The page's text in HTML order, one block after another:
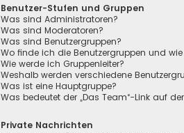
Benutzer-Stufen und Gruppen
Was sind Administratoren?
Was sind Moderatoren?
Was sind Benutzergruppen?
Wo finde ich die Benutzergruppen und
Wie werde ich Gruppenleiter?
Weshalb werden verschiedene
Was ist eine Hauptgruppe?
Was bedeutet der „Das Team“-Link auf
Private Nachrichten